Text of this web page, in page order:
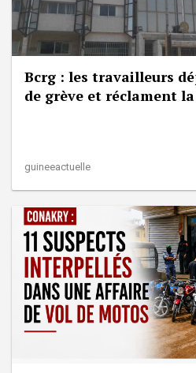
Bcrg : les travailleurs
de grève et réclament
guineeactuelle